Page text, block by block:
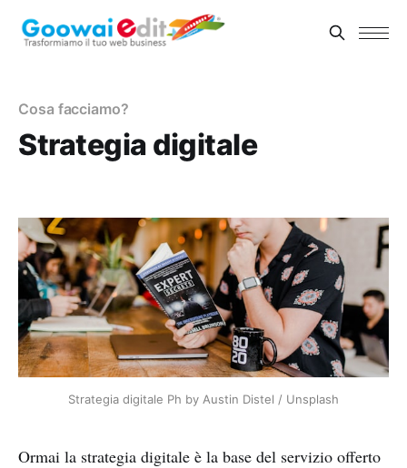
Cosa facciamo?
Strategia digitale
Strategia digitale Ph by Austin Distel / Unsplash
Ormai la strategia digitale è la base del servizio offerto